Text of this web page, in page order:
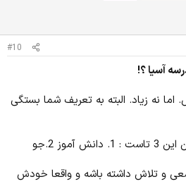
#10
آسیا ؟!
نه زیاد. البته به تعریف شما بستگی
مهم ترین عامل ها از نظر من این 3 تاست : 1. دانش آموز 2.جو
و تلاش داشته باشه و واقعا خودش